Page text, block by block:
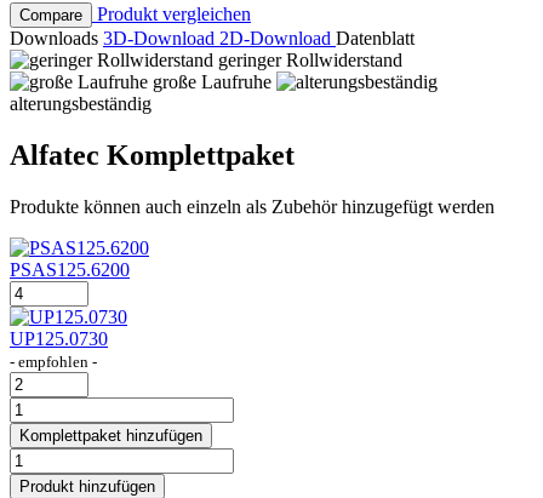
Compare
Produkt vergleichen
Downloads 3D-Download 2D-Download Datenblatt
geringer Rollwiderstand
große Laufruhe
alterungsbeständig
Alfatec Komplettpaket
Produkte können auch einzeln als Zubehör hinzugefügt werden
PSAS125.6200
PSAS125.6200
Menge
UP125.0730
- empfohlen -
UP125.0730
Menge
PSAS125.6200
Komplettpaket
Menge
Komplettpaket hinzufügen
PSAS125.6200
Menge
Produkt hinzufügen